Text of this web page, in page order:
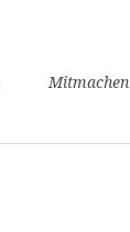
Mitmachen